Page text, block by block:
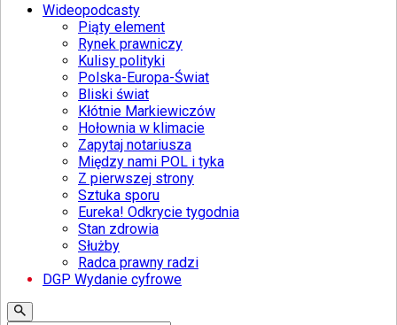
Wideopodcasty
Piąty element
Rynek prawniczy
Kulisy polityki
Polska-Europa-Świat
Bliski świat
Kłótnie Markiewiczów
Hołownia w klimacie
Zapytaj notariusza
Między nami POL i tyka
Z pierwszej strony
Sztuka sporu
Eureka! Odkrycie tygodnia
Stan zdrowia
Służby
Radca prawny radzi
DGP Wydanie cyfrowe